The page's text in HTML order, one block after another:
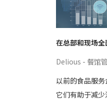
在总部和现场全
Delious - 餐馆
以前的食品服务
它们有助于减